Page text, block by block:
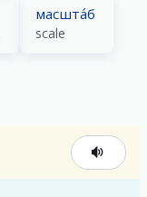
масшта́б
scale